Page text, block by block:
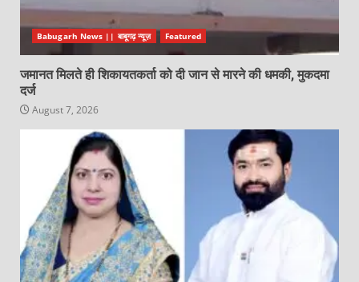
Babugarh News || बाबूगढ़ न्यूज़ Featured
जमानत मिलते ही शिकायतकर्ता को दी जान से मारने की धमकी, मुकदमा
दर्ज
August 7, 2026